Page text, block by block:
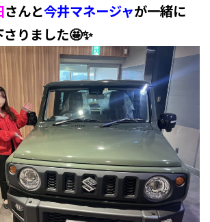
さんと今井マネージャが一緒に
りました🤩✨